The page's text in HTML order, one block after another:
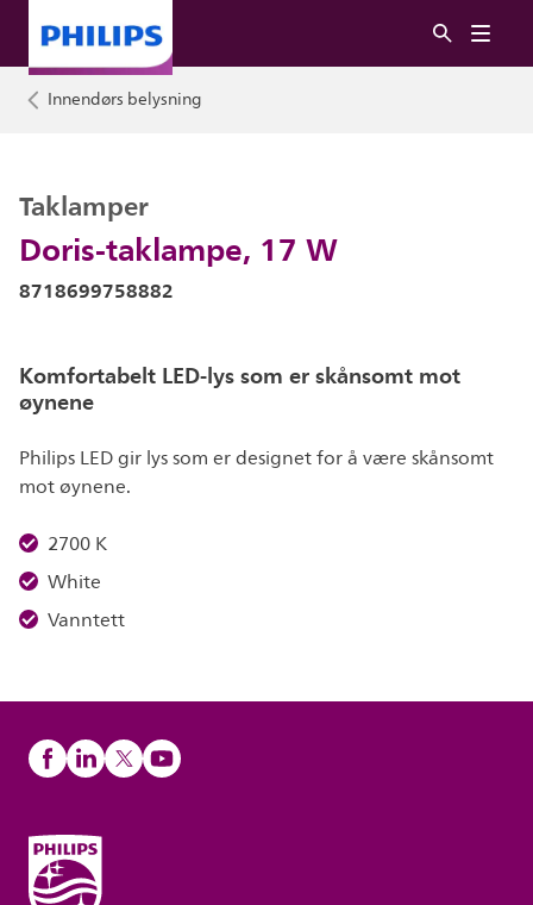
Innendørs belysning
Doris-taklampe, 17 W
Taklamper
8718699758882
Komfortabelt LED-lys som er skånsomt mot
øynene
Philips LED gir lys som er designet for å være skånsomt
mot øynene.
2700 K
White
Vanntett